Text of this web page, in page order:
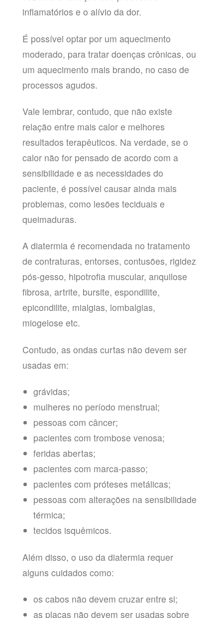
inflamatórios e o alívio da dor.
É possível optar por um aquecimento
moderado, para tratar doenças crônicas, ou
um aquecimento mais brando, no caso de
processos agudos.
Vale lembrar, contudo, que não existe
relação entre mais calor e melhores
resultados terapêuticos. Na verdade, se o
calor não for pensado de acordo com a
sensibilidade e as necessidades do
paciente, é possível causar ainda mais
problemas, como lesões teciduais e
queimaduras.
A diatermia é recomendada no tratamento
de contraturas, entorses, contusões, rigidez
pós-gesso, hipotrofia muscular, anquilose
fibrosa, artrite, bursite, espondilite,
epicondilite, mialgias, lombalgias,
miogelose etc.
Contudo, as ondas curtas não devem ser
usadas em:
grávidas;
mulheres no período menstrual;
pessoas com câncer;
pacientes com trombose venosa;
feridas abertas;
pacientes com marca-passo;
pacientes com próteses metálicas;
pessoas com alterações na sensibilidade
térmica;
tecidos isquêmicos.
Além disso, o uso da diatermia requer
alguns cuidados como:
os cabos não devem cruzar entre si;
as placas não devem ser usadas sobre